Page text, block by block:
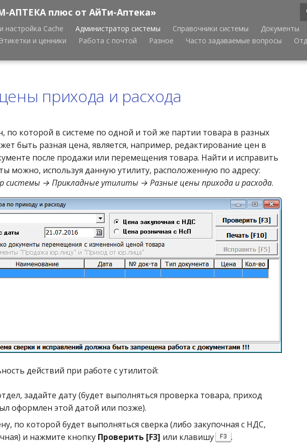
АПТЕКА плюс от АйТи-Аптека»
настройка Cache Администратор системы Справочники системы Документы
Этикетки и ценники Работа с почтой Разное Часто задаваемые вопросы
прихода и расхода
по которой в системе по одной и той же партии товара в разных
быть разная цена, является, например, редактирование цен в
после продажи или перемещения товара. Найти и исправить
можно, используя данную утилиту, расположенную по адресу:
системы → Прикладные утилиты → Разные цены прихода и расхода.
действий при работе с утилитой:
задайте дату (будет выполняться проверка товара, приход
оформлен этой датой или позже).
по которой будет выполняться сверка (либо закупочная с НДС,
и нажмите кнопку Проверить [F3] или клавишу F3 .